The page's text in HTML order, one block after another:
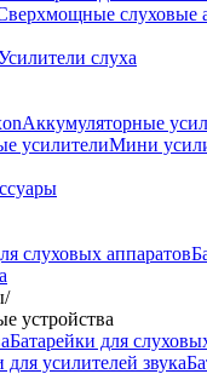
слуховые
Аккумуляторные
усилителиМини
слуховых аппаратов
/
устройства
Батарейки для
для усилителей звука